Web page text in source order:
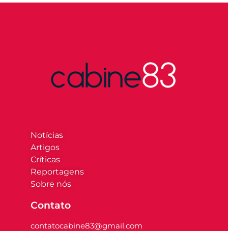
Notícias
Artigos
Críticas
Reportagens
Sobre nós
Contato
contatocabine83@gmail.com